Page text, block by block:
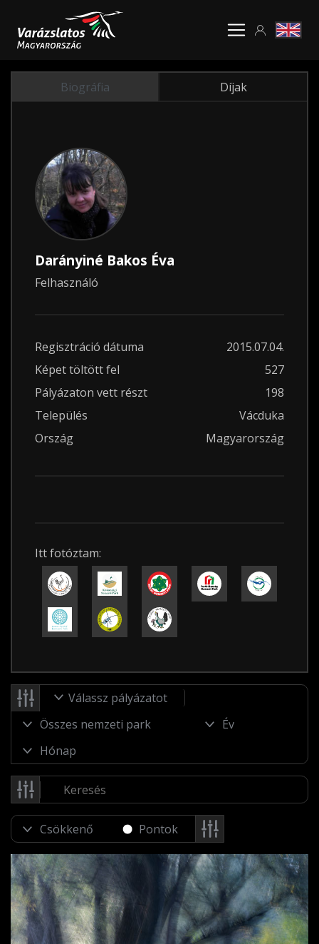
Biográfia Díjak
Darányiné Bakos Éva
Felhasználó
Regisztráció dátuma
2015.07.04.
Képet töltött fel
527
Pályázaton vett részt
198
Település
Vácduka
Ország
Magyarország
Itt fotóztam:
Válassz pályázatot
Pontok